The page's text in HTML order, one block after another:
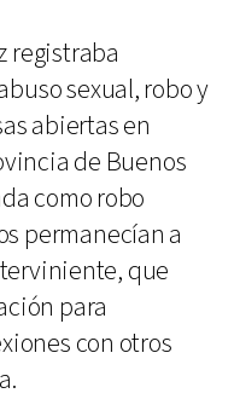
registraba
sexual, robo y
abiertas en
de Buenos
como robo
permanecían a
que
para
con otros